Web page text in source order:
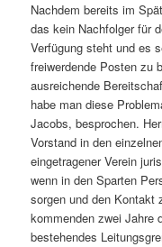
Nachdem bereits im
das kein Nachfolger für
Verfügung steht und es
freiwerdende Posten zu
ausreichende
habe man diese
Jacobs, besprochen.
Vorstand in den
eingetragener Verein
wenn in den Sparten
sorgen und den Kontakt
kommenden zwei Jahre
bestehendes